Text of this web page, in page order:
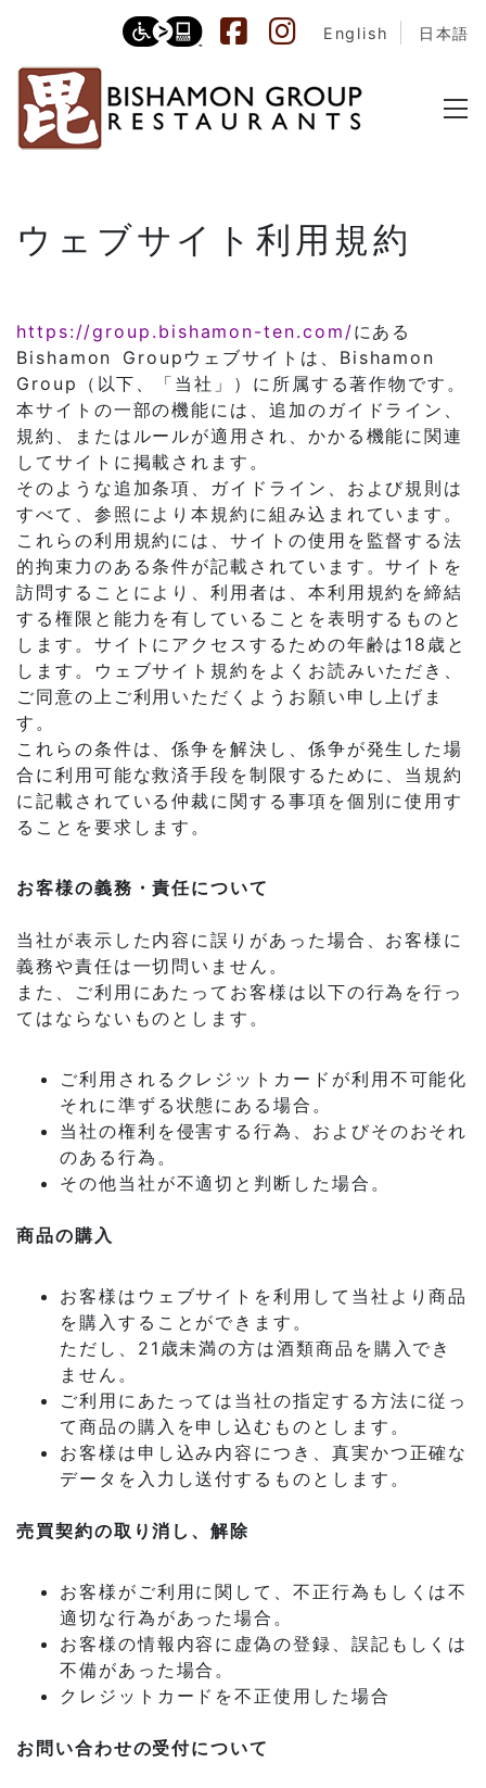
English 日本語
ウェブサイト利用規約
https://group.bishamon-ten.com/にある
Bishamon Groupウェブサイトは、Bishamon
Group（以下、「当社」）に所属する著作物です。
本サイトの一部の機能には、追加のガイドライン、
規約、またはルールが適用され、かかる機能に関連
してサイトに掲載されます。
そのような追加条項、ガイドライン、および規則は
すべて、参照により本規約に組み込まれています。
これらの利用規約には、サイトの使用を監督する法
的拘束力のある条件が記載されています。サイトを
訪問することにより、利用者は、本利用規約を締結
する権限と能力を有していることを表明するものと
します。サイトにアクセスするための年齢は18歳と
します。ウェブサイト規約をよくお読みいただき、
ご同意の上ご利用いただくようお願い申し上げま
す。
これらの条件は、係争を解決し、係争が発生した場
合に利用可能な救済手段を制限するために、当規約
に記載されている仲裁に関する事項を個別に使用す
ることを要求します。
お客様の義務・責任について
当社が表示した内容に誤りがあった場合、お客様に
義務や責任は一切問いません。
また、ご利用にあたってお客様は以下の行為を行っ
てはならないものとします。
ご利用されるクレジットカードが利用不可能化
それに準ずる状態にある場合。
当社の権利を侵害する行為、およびそのおそれ
のある行為。
その他当社が不適切と判断した場合。
商品の購入
お客様はウェブサイトを利用して当社より商品
を購入することができます。
ただし、21歳未満の方は酒類商品を購入でき
ません。
ご利用にあたっては当社の指定する方法に従っ
て商品の購入を申し込むものとします。
お客様は申し込み内容につき、真実かつ正確な
データを入力し送付するものとします。
売買契約の取り消し、解除
お客様がご利用に関して、不正行為もしくは不
適切な行為があった場合。
お客様の情報内容に虚偽の登録、誤記もしくは
不備があった場合。
クレジットカードを不正使用した場合
お問い合わせの受付について